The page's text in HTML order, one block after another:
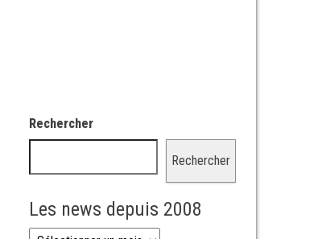
Rechercher
Rechercher
Les news depuis 2008